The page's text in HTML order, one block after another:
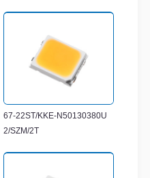
67-22ST/KKE-N50130380U
2/SZM/2T